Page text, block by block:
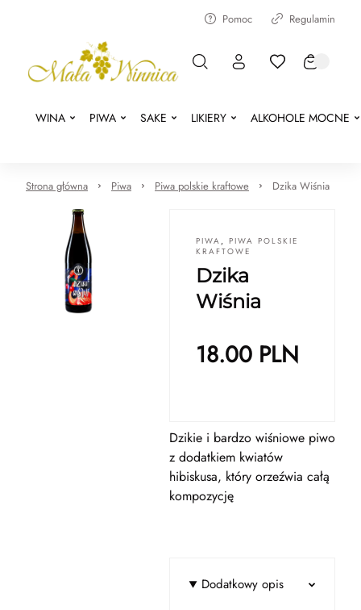
Pomoc Regulamin
WINA PIWA SAKE LIKIERY ALKOHOLE MOCNE
Strona główna Piwa Piwa polskie kraftowe Dzika Wiśnia
PIWA , PIWA POLSKIE
KRAFTOWE
Dzika
Wiśnia
18.00PLN
Dzikie i bardzo wiśniowe piwo
z dodatkiem kwiatów
hibiskusa, który orzeźwia całą
kompozycję
Dodatkowy opis